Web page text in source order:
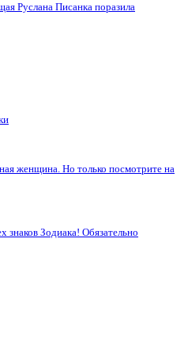
Руслана Писанка поразила
женщина. Но только посмотрите на
знаков Зодиака! Обязательно